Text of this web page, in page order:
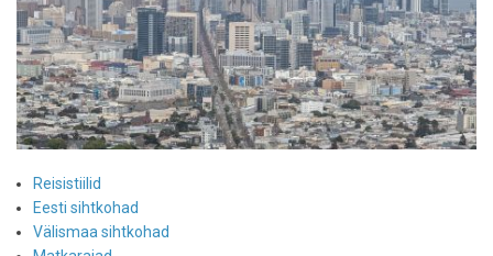
Reisistiilid
Eesti sihtkohad
Välismaa sihtkohad